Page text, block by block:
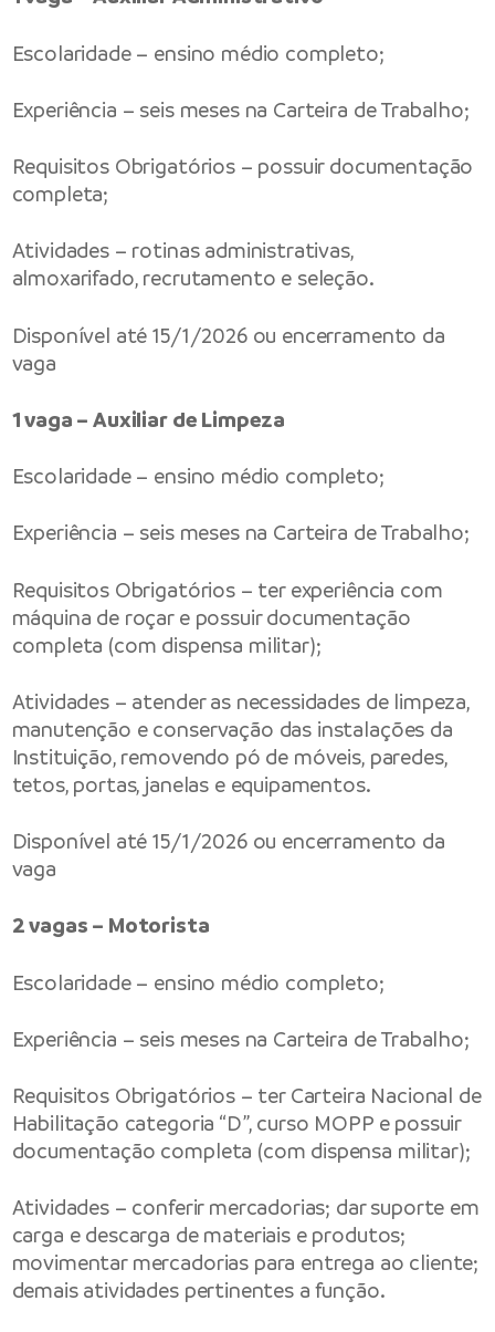
Escolaridade – ensino médio completo;
Experiência – seis meses na Carteira de Trabalho;
Requisitos Obrigatórios – possuir documentação
completa;
Atividades – rotinas administrativas,
almoxarifado, recrutamento e seleção.
Disponível até 15/1/2026 ou encerramento da
vaga
1 vaga – Auxiliar de Limpeza
Escolaridade – ensino médio completo;
Experiência – seis meses na Carteira de Trabalho;
Requisitos Obrigatórios – ter experiência com
máquina de roçar e possuir documentação
completa (com dispensa militar);
Atividades – atender as necessidades de limpeza,
manutenção e conservação das instalações da
Instituição, removendo pó de móveis, paredes,
tetos, portas, janelas e equipamentos.
Disponível até 15/1/2026 ou encerramento da
vaga
2 vagas – Motorista
Escolaridade – ensino médio completo;
Experiência – seis meses na Carteira de Trabalho;
Requisitos Obrigatórios – ter Carteira Nacional de
Habilitação categoria “D”, curso MOPP e possuir
documentação completa (com dispensa militar);
Atividades – conferir mercadorias; dar suporte em
carga e descarga de materiais e produtos;
movimentar mercadorias para entrega ao cliente;
demais atividades pertinentes a função.